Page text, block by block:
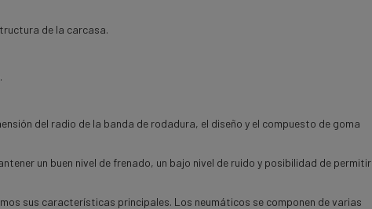
de la carcasa.
del radio de la banda de rodadura, el diseño y el compuesto de goma
un buen nivel de frenado, un bajo nivel de ruido y posibilidad de permitir
sus características principales. Los neumáticos se componen de varias